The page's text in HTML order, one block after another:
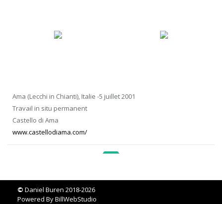
Ama (Lecchi in Chianti), Italie -5 juillet 2001
Travail in situ permanent
Castello di Ama
www.castellodiama.com/
© Daniel Buren 2018-2026
Powered ByBillWebStudio